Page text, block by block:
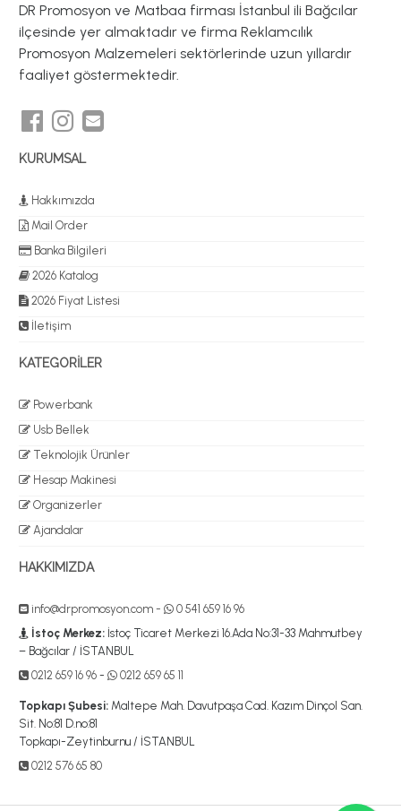
DR Promosyon ve Matbaa firması İstanbul ili Bağcılar
ilçesinde yer almaktadır ve firma Reklamcılık
Promosyon Malzemeleri sektörlerinde uzun yıllardır
faaliyet göstermektedir.
KURUMSAL
Hakkımızda
Mail Order
Banka Bilgileri
2026 Katalog
2026 Fiyat Listesi
İletişim
KATEGORİLER
Powerbank
Usb Bellek
Teknolojik Ürünler
Hesap Makinesi
Organizerler
Ajandalar
HAKKIMIZDA
info@drpromosyon.com -
0 541 659 16 96
İstoç Merkez: İstoç Ticaret Merkezi 16.Ada No:31-33 Mahmutbey
– Bağcılar / İSTANBUL
0212 659 16 96 - 0212 659 65 11
Topkapı Şubesi: Maltepe Mah. Davutpaşa Cad. Kazım Dinçol San.
Sit. No:81 D.no:81
Topkapı-Zeytinburnu / İSTANBUL
0212 576 65 80